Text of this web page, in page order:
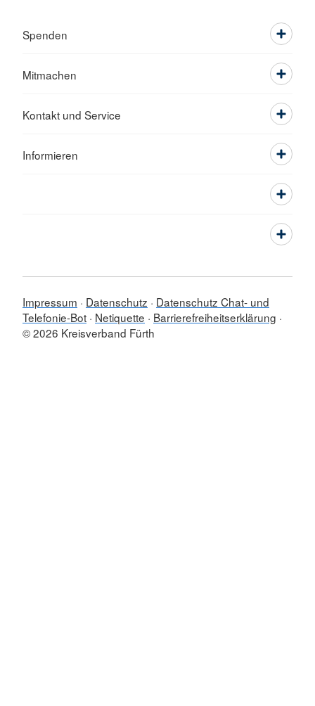
Spenden
Mitmachen
Kontakt und Service
Informieren
Impressum Datenschutz
Datenschutz Chat- und
Telefonie-Bot Netiquette
Barrierefreiheitserklärung
© 2026 Kreisverband Fürth